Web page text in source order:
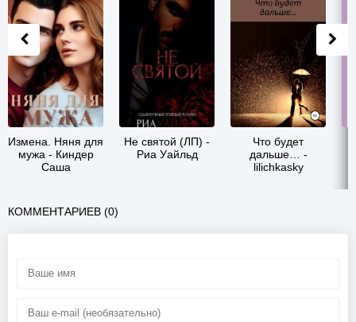
Измена. Няня для
мужа - Киндер
Саша
Не святой (ЛП) -
Риа Уайльд
Что будет
дальше… -
lilichkasky
КОММЕНТАРИЕВ (0)